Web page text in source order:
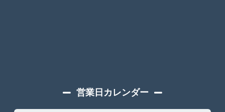
営業日カレンダー